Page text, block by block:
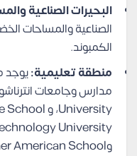
البحيرات الصناعية
الصناعية والمساحات
الكمبوند.
منطقة تعليمية:يوجد
وNarmer American School.